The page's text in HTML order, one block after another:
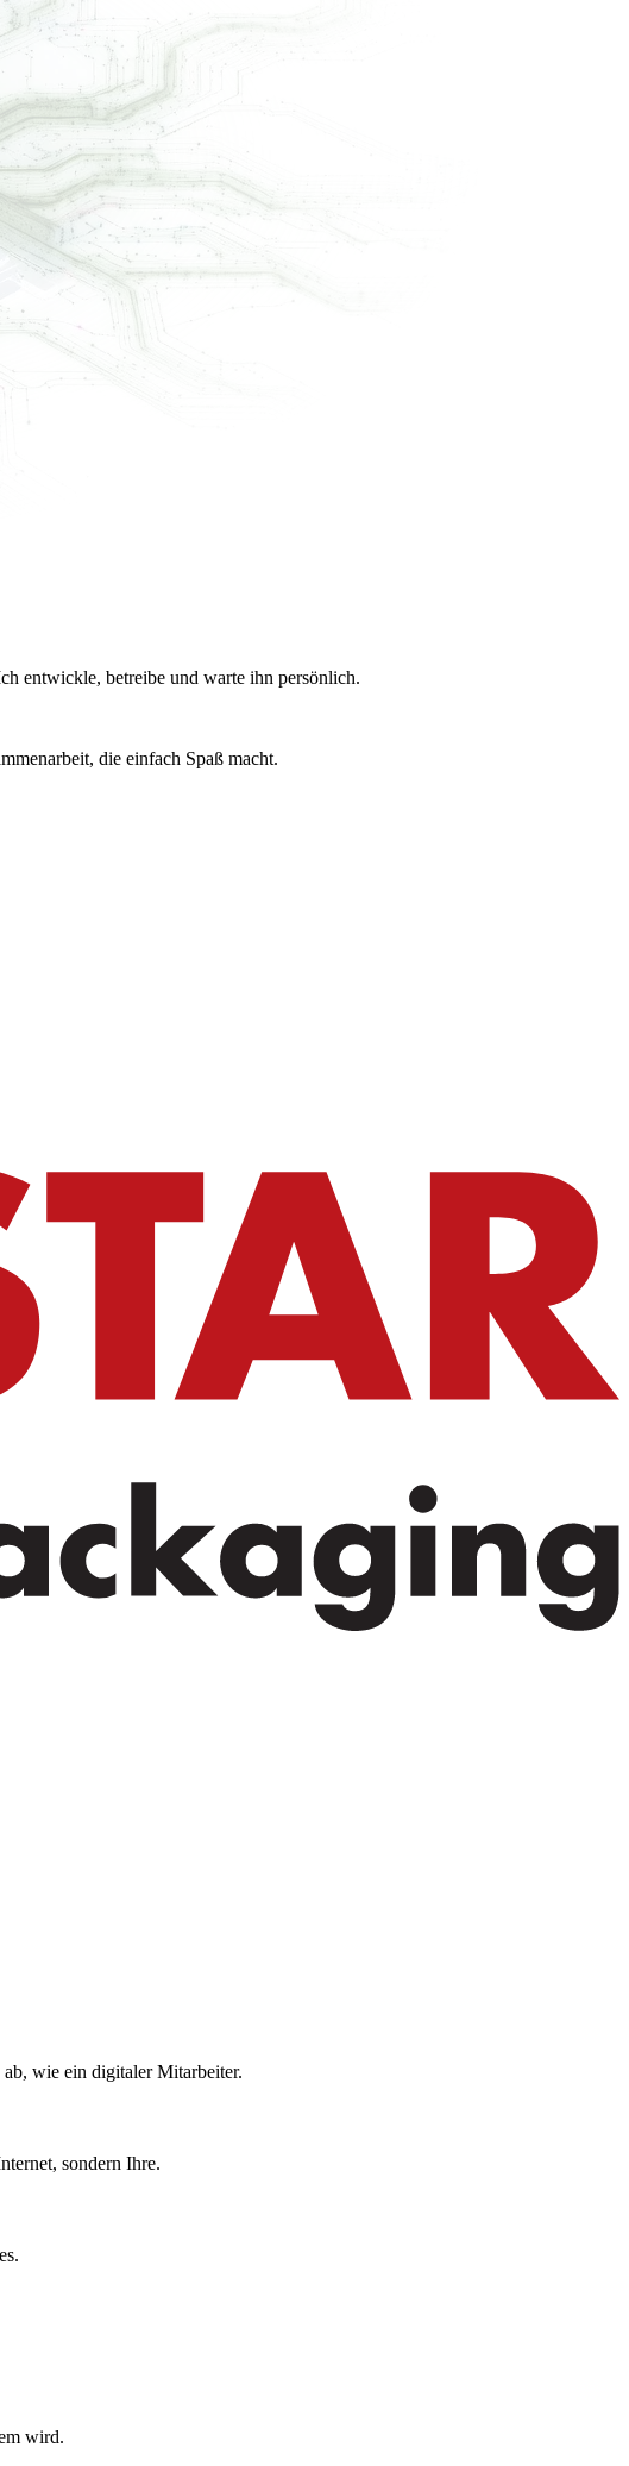
entwickle, betreibe und warte ihn persönlich.
die einfach Spaß macht.
wie ein digitaler Mitarbeiter.
sondern Ihre.
wird.